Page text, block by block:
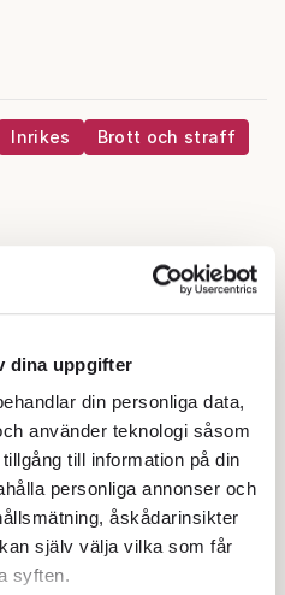
dina uppgifter
din personliga data,
använder teknologi såsom
till information på din
personliga annonser och
åskådarinsikter
själv välja vilka som får
syften.
Inrikes
Brott och straff
– varför använder vi
Jonsson:
Stäng Irans
nu